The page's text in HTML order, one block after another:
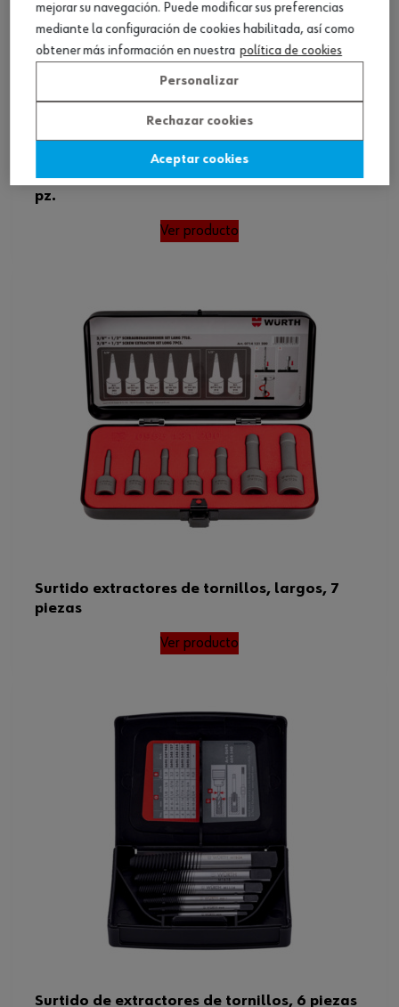
Surtido de extractores de tornillos, cortos 10
pz.
Ver producto
Surtido extractores de tornillos, largos, 7
piezas
Ver producto
Surtido de extractores de tornillos, 6 piezas
mejorar su navegación. Puede modificar sus preferencias
mediante la configuración de cookies habilitada, así como
obtener más información en nuestra política de cookies
Personalizar
Rechazar cookies
Aceptar cookies